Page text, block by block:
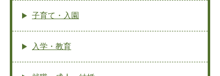
子育て・入園
入学・教育